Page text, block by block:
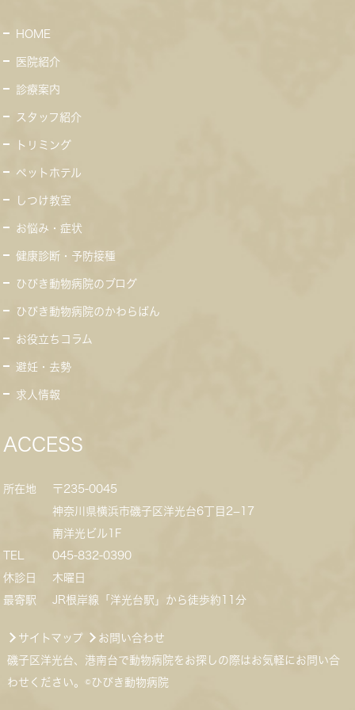
HOME
医院紹介
診療案内
スタッフ紹介
トリミング
ペットホテル
しつけ教室
お悩み・症状
健康診断・予防接種
ひびき動物病院のブログ
ひびき動物病院のかわらばん
お役立ちコラム
避妊・去勢
求人情報
ACCESS
所在地
〒235-0045
神奈川県横浜市磯子区洋光台6丁目2−17
南洋光ビル1F
TEL
045-832-0390
休診日
木曜日
最寄駅
JR根岸線「洋光台駅」から徒歩約11分
サイトマップ
お問い合わせ
磯子区洋光台、港南台で動物病院をお探しの際はお気軽にお問い合
わせください。©ひびき動物病院